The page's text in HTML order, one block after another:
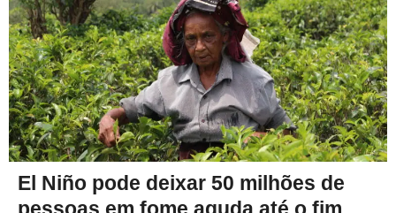
El Niño pode deixar 50 milhões de
pessoas em fome aguda até o fim